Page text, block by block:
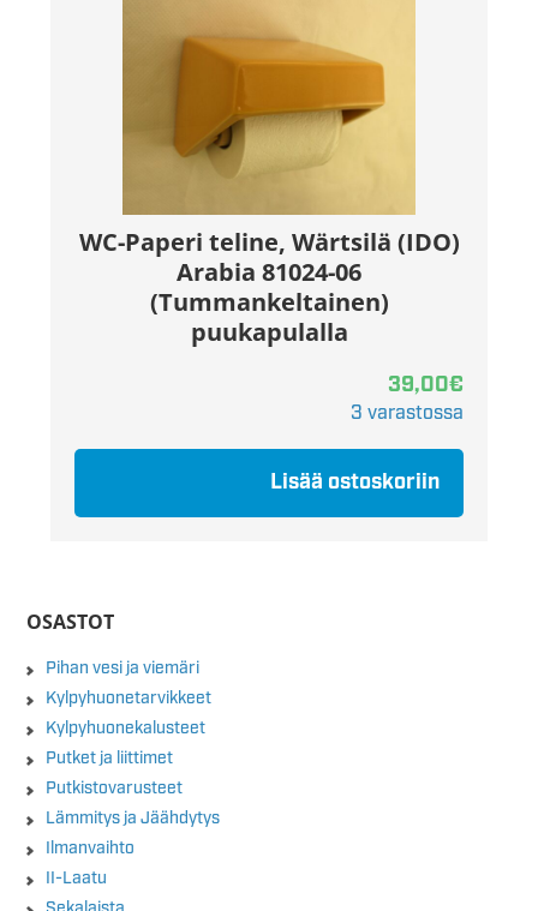
WC-Paperi teline, Wärtsilä (IDO)
Arabia 81024-06
(Tummankeltainen)
puukapulalla
39,00€
3 varastossa
Lisää ostoskoriin
OSASTOT
Pihan vesi ja viemäri
Kylpyhuonetarvikkeet
Kylpyhuonekalusteet
Putket ja liittimet
Putkistovarusteet
Lämmitys ja Jäähdytys
Ilmanvaihto
II-Laatu